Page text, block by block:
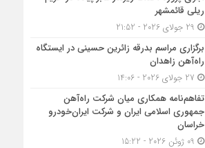
ریلی قائمشهر
برگزاری مراسم بدرقه زائرین حسینی در ایستگاه
راه‌آهن زاهدان
تفاهم‌نامه همکاری میان شرکت راه‌آهن
جمهوری اسلامی ایران و شرکت ایران‌خودرو
خراسان